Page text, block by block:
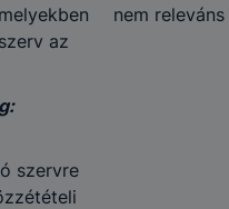
az
nem releváns
szervre